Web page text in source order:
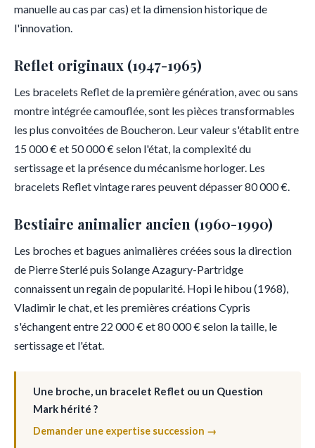
manuelle au cas par cas) et la dimension historique de
l'innovation.
Reflet originaux (1947-1965)
Les bracelets Reflet de la première génération, avec ou sans
montre intégrée camouflée, sont les pièces transformables
les plus convoitées de Boucheron. Leur valeur s'établit entre
15 000 € et 50 000 € selon l'état, la complexité du
sertissage et la présence du mécanisme horloger. Les
bracelets Reflet vintage rares peuvent dépasser 80 000 €.
Bestiaire animalier ancien (1960-1990)
Les broches et bagues animalières créées sous la direction
de Pierre Sterlé puis Solange Azagury-Partridge
connaissent un regain de popularité. Hopi le hibou (1968),
Vladimir le chat, et les premières créations Cypris
s'échangent entre 22 000 € et 80 000 € selon la taille, le
sertissage et l'état.
Une broche, un bracelet Reflet ou un Question
Mark hérité ?
Demander une expertise succession →